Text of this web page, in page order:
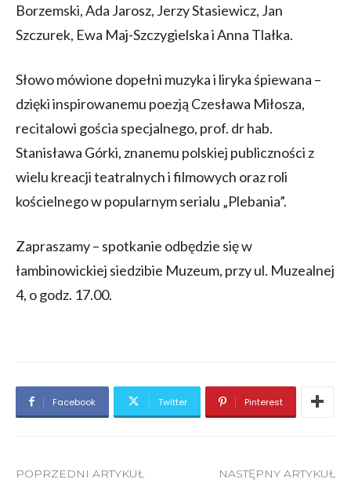
Borzemski, Ada Jarosz, Jerzy Stasiewicz, Jan
Szczurek, Ewa Maj-Szczygielska i Anna Tlałka.
Słowo mówione dopełni muzyka i liryka śpiewana –
dzięki inspirowanemu poezją Czesława Miłosza,
recitalowi gościa specjalnego, prof. dr hab.
Stanisława Górki, znanemu polskiej publiczności z
wielu kreacji teatralnych i filmowych oraz roli
kościelnego w popularnym serialu „Plebania”.
Zapraszamy – spotkanie odbędzie się w
łambinowickiej siedzibie Muzeum, przy ul. Muzealnej
4, o godz. 17.00.
Facebook Twitter Pinterest
POPRZEDNI ARTYKUŁ NASTĘPNY ARTYKUŁ